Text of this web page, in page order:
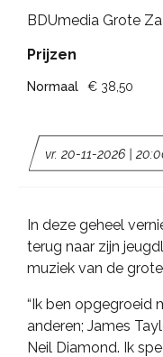
In deze geheel
terug naar zijn
muziek van de
“Ik ben opgegroeid
anderen; James
Neil Diamond. Ik
vr. 20-11-2026 |
BDUmedia Grote
Prijzen
Normaal € 38,50